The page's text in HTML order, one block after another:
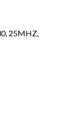
25MHZ,